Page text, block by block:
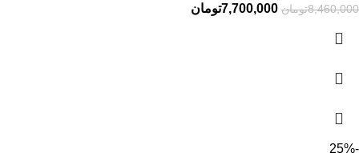
8,460,000تومان 7,700,000تومان
-25%